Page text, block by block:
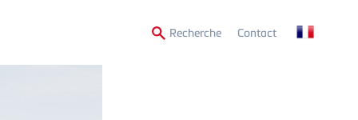
RechercheSecondary
Contact